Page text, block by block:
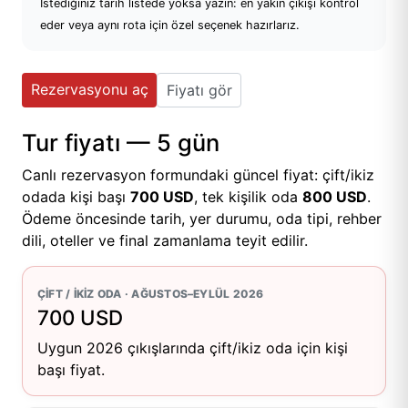
İstediğiniz tarih listede yoksa yazın: en yakın çıkışı kontrol
eder veya aynı rota için özel seçenek hazırlarız.
Rezervasyonu aç Fiyatı gör
Tur fiyatı — 5 gün
Canlı rezervasyon formundaki güncel fiyat: çift/ikiz
odada kişi başı 700 USD, tek kişilik oda 800 USD.
Ödeme öncesinde tarih, yer durumu, oda tipi, rehber
dili, oteller ve final zamanlama teyit edilir.
ÇIFT / IKIZ ODA · AĞUSTOS–EYLÜL 2026
700 USD
Uygun 2026 çıkışlarında çift/ikiz oda için kişi
başı fiyat.